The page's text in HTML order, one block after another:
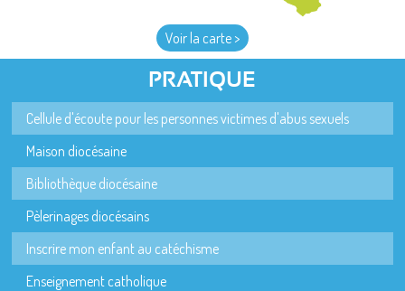
Voir la carte >
PRATIQUE
Cellule d'écoute pour les personnes victimes d'abus sexuels
Maison diocésaine
Bibliothèque diocésaine
Pèlerinages diocésains
Inscrire mon enfant au catéchisme
Enseignement catholique